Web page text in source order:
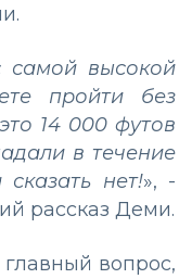
высокой
пройти без
14 000 футов
в течение
нет!», -
рассказ Деми.
вопрос,